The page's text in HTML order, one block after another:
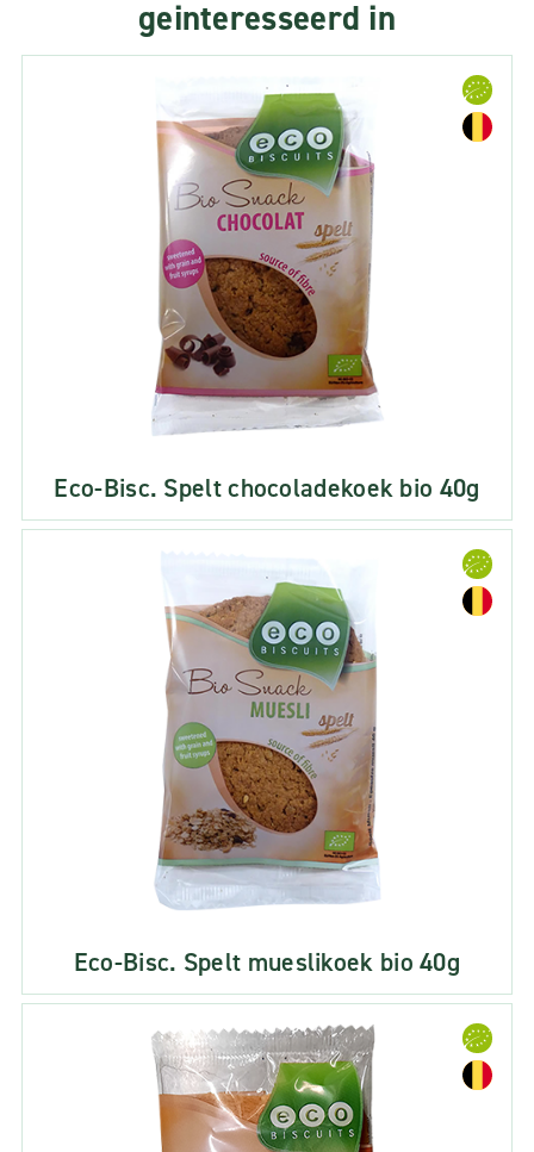
geinteresseerd in
Eco-Bisc. Spelt chocoladekoek bio 40g
Eco-Bisc. Spelt mueslikoek bio 40g